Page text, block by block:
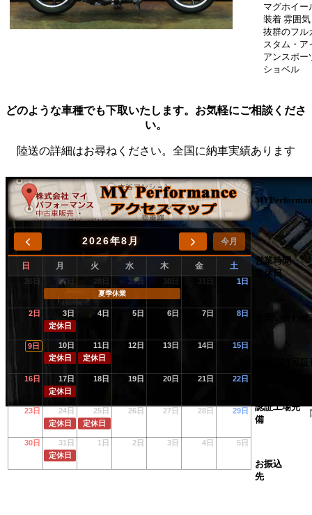
マグホイー
装着 雰囲気
抜群のフル
スタム・ア
アンスポー
ショベル
どのような車種でも下取いたします。お気軽にご相談くださ
い。
陸送の詳細はお尋ねください。全国に納車実績あります
2026年8月 今月
日 月 火 水 木 金 土
27日
夏季休業
28日 29日 30日 31日 1日
2日
3日
定休日
4日 5日 6日 7日 8日
9日
10日
定休日
11日
定休日
12日 13日 14日 15日
16日
17日
定休日
18日 19日 20日 21日 22日
23日
24日
定休日
25日
定休日
26日 27日 28日 29日
30日
31日
定休日
1日 2日 3日 4日 5日
営業時間
定休日
お問い合わ
古物商許可
認証工場完
備
お振込
先